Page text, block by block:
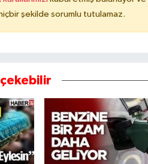
şekilde sorumlu tutulamaz.